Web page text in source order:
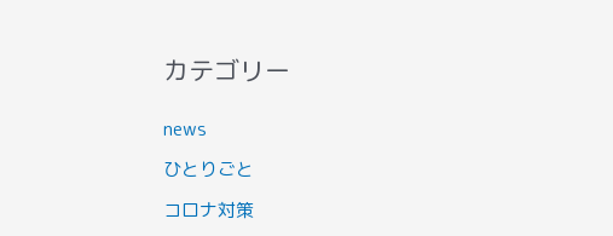
カテゴリー
news
ひとりごと
コロナ対策